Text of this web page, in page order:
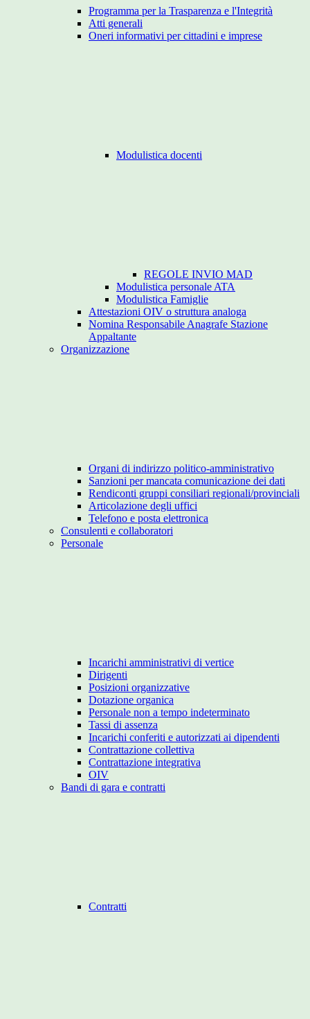
Programma per la Trasparenza e l'Integrità
Atti generali
Oneri informativi per cittadini e imprese
Modulistica docenti
REGOLE INVIO MAD
Modulistica personale ATA
Modulistica Famiglie
Attestazioni OIV o struttura analoga
Nomina Responsabile Anagrafe Stazione
Appaltante
Organizzazione
Organi di indirizzo politico-amministrativo
Sanzioni per mancata comunicazione dei dati
Rendiconti gruppi consiliari regionali/provinciali
Articolazione degli uffici
Telefono e posta elettronica
Consulenti e collaboratori
Personale
Incarichi amministrativi di vertice
Dirigenti
Posizioni organizzative
Dotazione organica
Personale non a tempo indeterminato
Tassi di assenza
Incarichi conferiti e autorizzati ai dipendenti
Contrattazione collettiva
Contrattazione integrativa
OIV
Bandi di gara e contratti
Contratti